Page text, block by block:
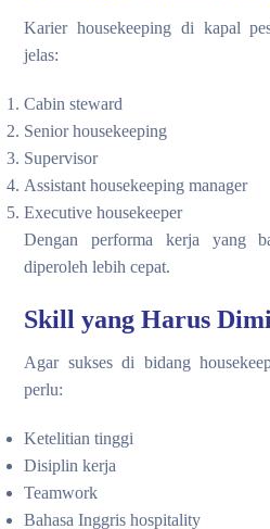
Karier housekeeping di kapal
jelas:
Cabin steward
Senior housekeeping
Supervisor
Assistant housekeeping manager
Executive housekeeper
Dengan performa kerja yang
diperoleh lebih cepat.
Skill yang Harus
Agar sukses di bidang
perlu:
Ketelitian tinggi
Disiplin kerja
Teamwork
Bahasa Inggris hospitality